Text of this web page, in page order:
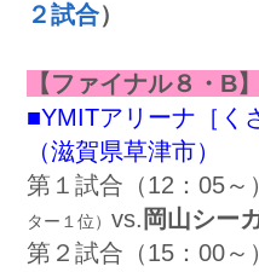
２試合）
【ファイナル８・B】
■YMITアリーナ［く
（滋賀県草津市）
第１試合（12：05
ター１位）vs. 岡山シー
第２試合（15：00